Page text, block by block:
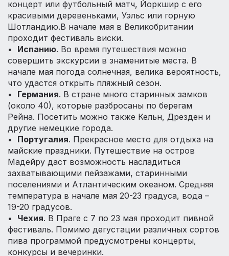
концерт или футбольный матч, Йоркшир с его
красивыми деревеньками, Уэльс или горную
Шотландию.В начале мая в Великобритании
проходит фестиваль виски.
• Испанию. Во время путешествия можно
совершить экскурсии в знаменитые места. В
начале мая погода солнечная, велика вероятность,
что удастся открыть пляжный сезон.
• Германия. В стране много старинных замков
(около 40), которые разбросаны по берегам
Рейна. Посетить можно также Кельн, Дрезден и
другие немецкие города.
• Португалия. Прекрасное место для отдыха на
майские праздники. Путешествие на остров
Мадейру даст возможность насладиться
захватывающими пейзажами, старинными
поселениями и Атлантическим океаном. Средняя
температура в начале мая 20-23 градуса, вода –
19-20 градусов.
• Чехия. В Праге с 7 по 23 мая проходит пивной
фестиваль. Помимо дегустации различных сортов
пива программой предусмотрены концерты,
конкурсы и вечеринки.